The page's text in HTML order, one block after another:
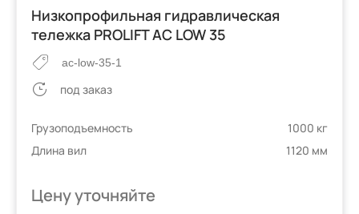
Низкопрофильная гидравлическая
тележка PROLIFT AC LOW 35
ac-low-35-1
под заказ
Грузоподъемность
1000 кг
Длина вил
1120 мм
Цену уточняйте